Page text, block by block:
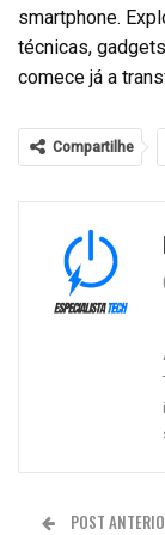
smartphone.
técnicas,
comece já a
Compartilhe
POST